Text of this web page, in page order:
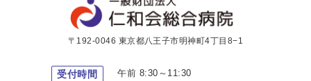
〒192-0046 東京都八王子市明神町4丁目8−1
受付時間
午前 8:30～11:30